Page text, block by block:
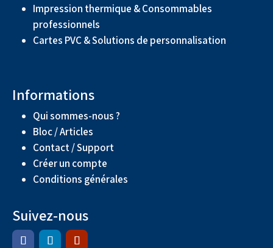
Impression thermique & Consommables
professionnels
Cartes PVC & Solutions de personnalisation
Informations
Qui sommes-nous ?
Bloc / Articles
Contact / Support
Créer un compte
Conditions générales
Suivez-nous